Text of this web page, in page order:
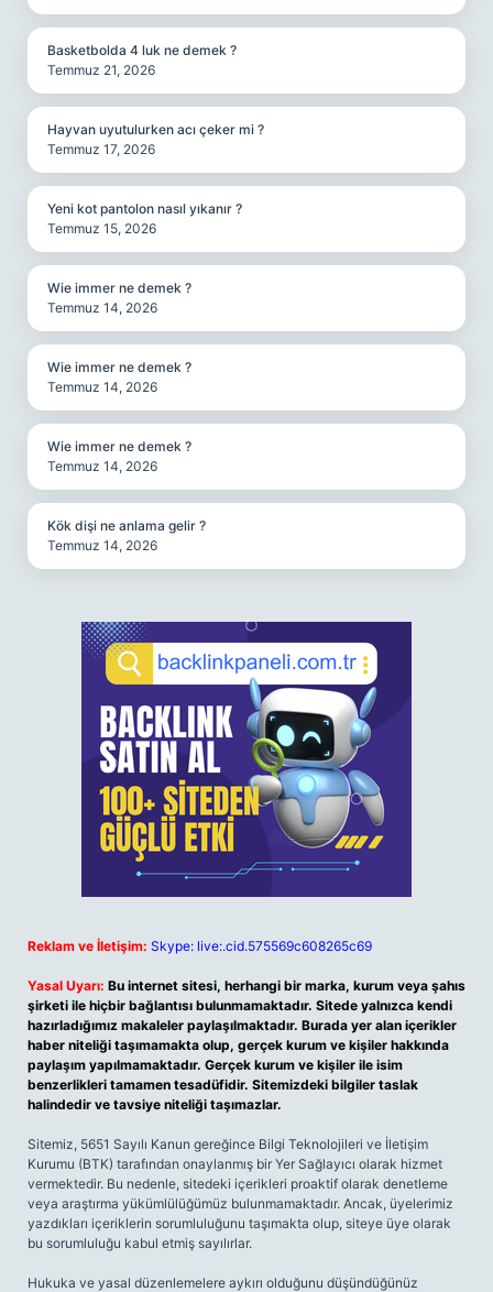
Basketbolda 4 luk ne demek ?
Temmuz 21, 2026
Hayvan uyutulurken acı çeker mi ?
Temmuz 17, 2026
Yeni kot pantolon nasıl yıkanır ?
Temmuz 15, 2026
Wie immer ne demek ?
Temmuz 14, 2026
Wie immer ne demek ?
Temmuz 14, 2026
Wie immer ne demek ?
Temmuz 14, 2026
Kök dişi ne anlama gelir ?
Temmuz 14, 2026
Reklam ve İletişim: Skype: live:.cid.575569c608265c69
Yasal Uyarı: Bu internet sitesi, herhangi bir marka, kurum veya şahıs
şirketi ile hiçbir bağlantısı bulunmamaktadır. Sitede yalnızca kendi
hazırladığımız makaleler paylaşılmaktadır. Burada yer alan içerikler
haber niteliği taşımamakta olup, gerçek kurum ve kişiler hakkında
paylaşım yapılmamaktadır. Gerçek kurum ve kişiler ile isim
benzerlikleri tamamen tesadüfidir. Sitemizdeki bilgiler taslak
halindedir ve tavsiye niteliği taşımazlar.
Sitemiz, 5651 Sayılı Kanun gereğince Bilgi Teknolojileri ve İletişim
Kurumu (BTK) tarafından onaylanmış bir Yer Sağlayıcı olarak hizmet
vermektedir. Bu nedenle, sitedeki içerikleri proaktif olarak denetleme
veya araştırma yükümlülüğümüz bulunmamaktadır. Ancak, üyelerimiz
yazdıkları içeriklerin sorumluluğunu taşımakta olup, siteye üye olarak
bu sorumluluğu kabul etmiş sayılırlar.
Hukuka ve yasal düzenlemelere aykırı olduğunu düşündüğünüz